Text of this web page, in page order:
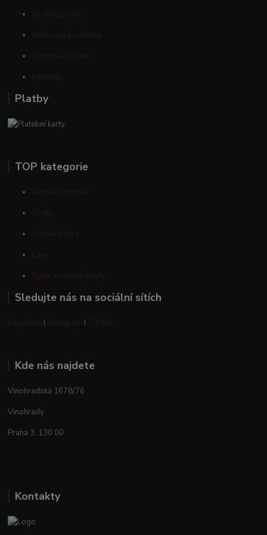
Jak Nakupovat
Obchodní podmínky
Doprava a Platby
Kontakty
Platby
TOP kategorie
Arabské cukroví
Oříšky
Arabská káva
Čaje
Datle a sušené plody
Sledujte nás na sociální sítích
Facebook I Instagram I TikTok
Kde nás najdete
Vinohradská 1678/76
Vinohrady
Praha 3, 130 00
Kontakty